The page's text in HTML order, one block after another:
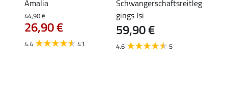
Amalia
44,90 €
26,90 €
4.4 43
Schwangerschaftsreitleg
gings Isi
59,90 €
4.6 5